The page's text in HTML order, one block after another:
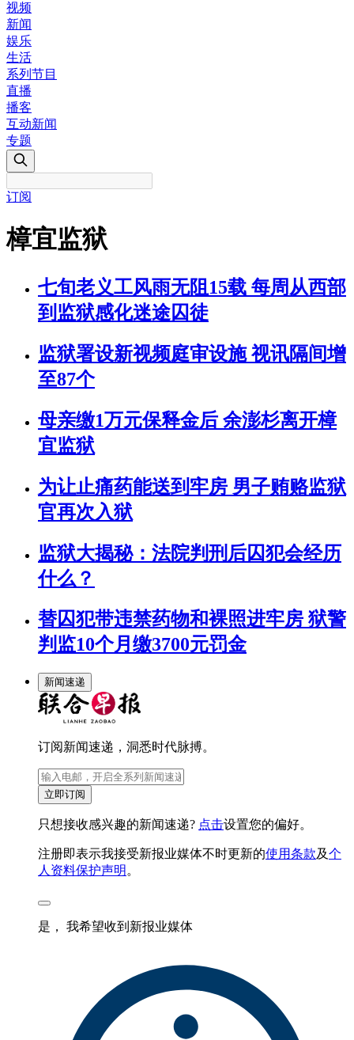
视频
新闻
娱乐
生活
系列节目
直播
播客
互动新闻
专题
订阅
樟宜监狱
七旬老义工风雨无阻15载 每周从西部
到监狱感化迷途囚徒
监狱署设新视频庭审设施 视讯隔间增
至87个
母亲缴1万元保释金后 余澎杉离开樟
宜监狱
为让止痛药能送到牢房 男子贿赂监狱
官再次入狱
监狱大揭秘：法院判刑后囚犯会经历
什么？
替囚犯带违禁药物和裸照进牢房 狱警
判监10个月缴3700元罚金
新闻速递
订阅新闻速递，洞悉时代脉搏。
立即订阅
只想接收感兴趣的新闻速递? 点击设置您的偏好。
注册即表示我接受新报业媒体不时更新的使用条款及个
人资料保护声明 。
是， 我希望收到新报业媒体